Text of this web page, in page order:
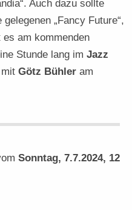
Auch dazu sollte
„Fancy Future“,
am kommenden
Stunde lang imJazz
mitGötz Bühler am
Sonntag, 7.7.2024, 12